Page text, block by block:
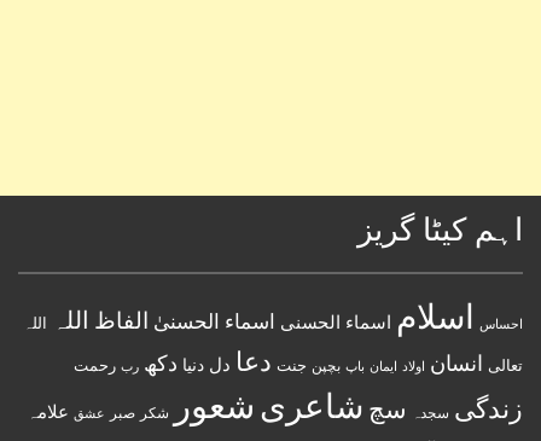
اہم کیٹا گریز
احساس اسلام اسماء الحسنى اسماء الحسنیٰ الفاظ اللہ اللہ
تعالی انسان اولاد ایمان باپ بچپن جنت دعا دل دنیا دکھ رب رحمت
زندگی سجدہ سچ شاعری شعور شکر صبر عشق علامہ